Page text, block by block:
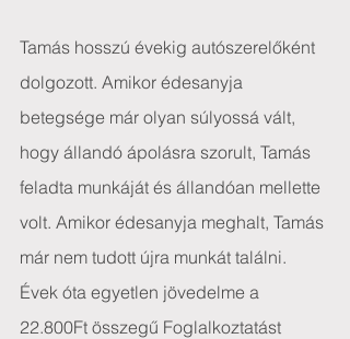
Tamás hosszú évekig autószerelőként
dolgozott. Amikor édesanyja
betegsége már olyan súlyossá vált,
hogy állandó ápolásra szorult, Tamás
feladta munkáját és állandóan mellette
volt. Amikor édesanyja meghalt, Tamás
már nem tudott újra munkát találni.
Évek óta egyetlen jövedelme a
22.800Ft összegű Foglalkoztatást